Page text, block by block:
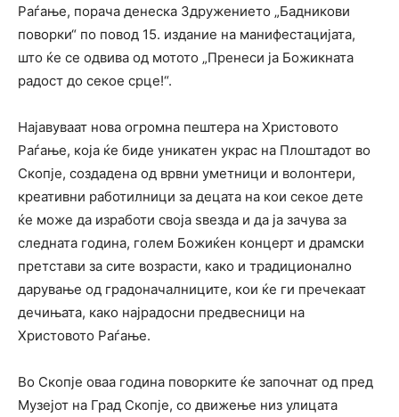
Раѓање, порача денеска Здружението „Бадникови
поворки“ по повод 15. издание на манифестацијата,
што ќе се одвива од мотото „Пренеси ја Божикната
радост до секое срце!“.
Најавуваат нова огромна пештера на Христовото
Раѓање, која ќе биде уникатен украс на Плоштадот во
Скопје, создадена од врвни уметници и волонтери,
креативни работилници за децата на кои секое дете
ќе може да изработи своја ѕвезда и да ја зачува за
следната година, голем Божиќен концерт и драмски
претстави за сите возрасти, како и традиционално
дарување од градоначалниците, кои ќе ги пречекаат
дечињата, како најрадосни предвесници на
Христовото Раѓање.
Во Скопје оваа година поворките ќе започнат од пред
Музејот на Град Скопје, со движење низ улицата